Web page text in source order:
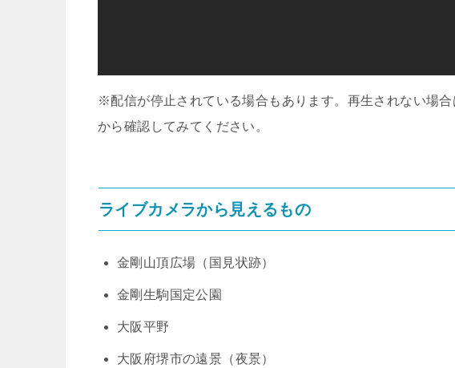
※配信が停止されている場合もあります。再生されない場
から確認してみてください。
ライブカメラから見えるもの
金剛山頂広場（国見状跡）
金剛生駒国定公園
大阪平野
大阪府堺市の遠景（夜景）